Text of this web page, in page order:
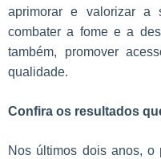
aprimorar e valorizar a
combater a fome e a
também, promover
qualidade.
Confira os resultados
Nos últimos dois anos, o